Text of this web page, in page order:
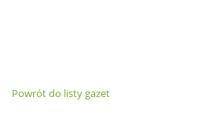
Powrót do listy gazet